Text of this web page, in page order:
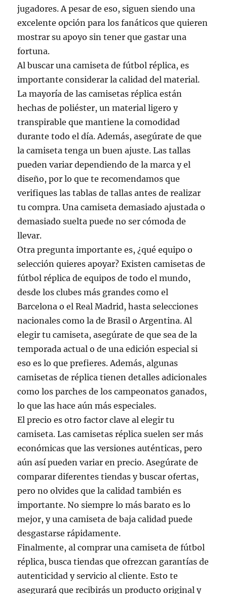
jugadores. A pesar de eso, siguen siendo una
excelente opción para los fanáticos que quieren
mostrar su apoyo sin tener que gastar una
fortuna.
Al buscar una camiseta de fútbol réplica, es
importante considerar la calidad del material.
La mayoría de las camisetas réplica están
hechas de poliéster, un material ligero y
transpirable que mantiene la comodidad
durante todo el día. Además, asegúrate de que
la camiseta tenga un buen ajuste. Las tallas
pueden variar dependiendo de la marca y el
diseño, por lo que te recomendamos que
verifiques las tablas de tallas antes de realizar
tu compra. Una camiseta demasiado ajustada o
demasiado suelta puede no ser cómoda de
llevar.
Otra pregunta importante es, ¿qué equipo o
selección quieres apoyar? Existen camisetas de
fútbol réplica de equipos de todo el mundo,
desde los clubes más grandes como el
Barcelona o el Real Madrid, hasta selecciones
nacionales como la de Brasil o Argentina. Al
elegir tu camiseta, asegúrate de que sea de la
temporada actual o de una edición especial si
eso es lo que prefieres. Además, algunas
camisetas de réplica tienen detalles adicionales
como los parches de los campeonatos ganados,
lo que las hace aún más especiales.
El precio es otro factor clave al elegir tu
camiseta. Las camisetas réplica suelen ser más
económicas que las versiones auténticas, pero
aún así pueden variar en precio. Asegúrate de
comparar diferentes tiendas y buscar ofertas,
pero no olvides que la calidad también es
importante. No siempre lo más barato es lo
mejor, y una camiseta de baja calidad puede
desgastarse rápidamente.
Finalmente, al comprar una camiseta de fútbol
réplica, busca tiendas que ofrezcan garantías de
autenticidad y servicio al cliente. Esto te
asegurará que recibirás un producto original y